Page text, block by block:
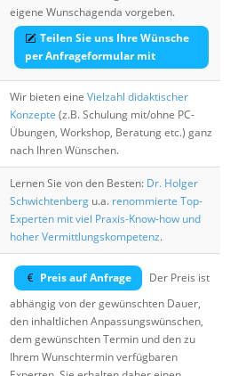
eigene Wunschagenda vorgeben.
Teilen Sie uns Ihre Wünsche
per Anfrageformular mit
Wir bieten eine Vielzahl didaktischer
Konzepte (z.B. Schulung mit/ohne PC-
Übungen, Workshop, Beratung etc.) ganz
nach Ihren Wünschen.
Lernen Sie von den Besten: Dr. Holger
Schwichtenberg u.a. renommierte Top-
Experten mit viel Praxis-Know-how und
hoher Vermittlungskompetenz.
Preis auf Anfrage
Der Preis ist
abhängig von der gewünschten Dauer,
den inhaltlichen Anpassungswünschen,
dem gewünschten Termin und den zu
Ihrem Wunschtermin verfügbaren